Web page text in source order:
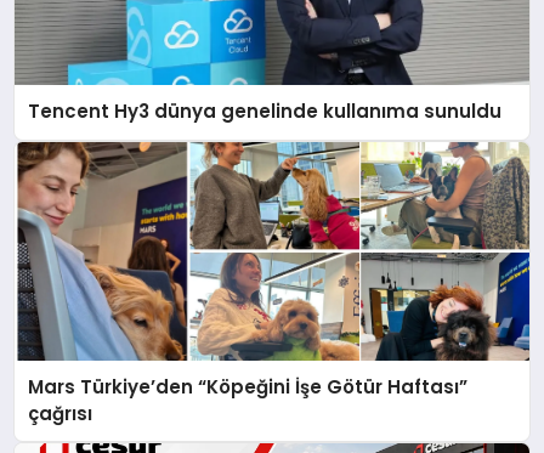
Tencent Hy3 dünya genelinde kullanıma sunuldu
Mars Türkiye’den “Köpeğini İşe Götür Haftası”
çağrısı